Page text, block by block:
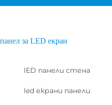
панел за LED екран
lED панели стена
led екрани панели